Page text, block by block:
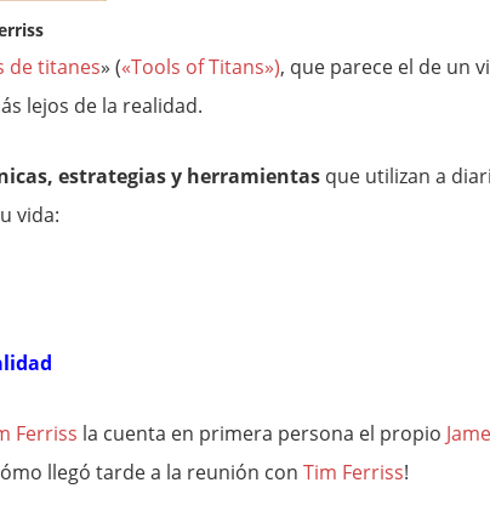
de titanes» («Tools of Titans»), que parece el de un
lejos de la realidad.
estrategias y herramientas que utilizan a
vida:
Ferriss la cuenta en primera persona el propio
llegó tarde a la reunión con Tim Ferriss!